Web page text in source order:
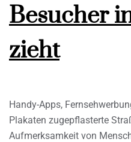
Besucher
zieht
Handy-Apps,
Plakaten zugepflasterte
Aufmerksamkeit von